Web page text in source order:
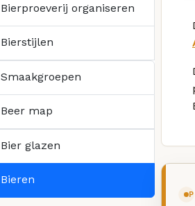
Bierproeverij organiseren
Bierstijlen
Smaakgroepen
Beer map
Bier glazen
Bieren